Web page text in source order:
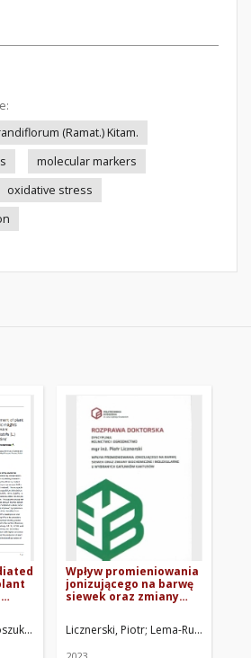
(Ramat.) Kitam.
molecular markers
oxidative stress
Alicja Kulpińska, Alicja Wojnarowicz, Jacek
Wpływ promieniowania
jonizującego na barwę
siewek oraz zmiany
molekularne u
wybranych gatunków
Licznerski, Piotr Lema-Rumińska,